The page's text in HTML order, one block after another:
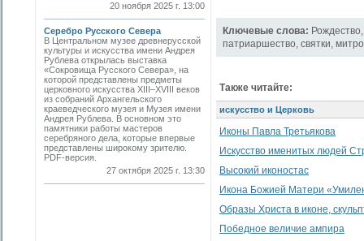
20 ноября 2025 г. 13:00
Серебро Русского Севера
В Центральном музее древнерусской
культуры и искусства имени Андрея
Рублева открылась выставка
«Сокровища Русского Севера», на
которой представлены предметы
церковного искусства XIII–XVIII веков
из собраний Архангельского
краеведческого музея и Музея имени
Андрея Рублева. В основном это
памятники работы мастеров
серебряного дела, которые впервые
представлены широкому зрителю.
PDF-версия.
27 октября 2025 г. 13:30
Ключевые слова: Рождество
патриаршество, святки,
Также читайте:
искусство и Церковь
Иконы Павла Третьякова
Искусство именитых людей
Высокий иконостас
Икона Божией Матери
Образы Христа в иконе,
Победное величие ампира